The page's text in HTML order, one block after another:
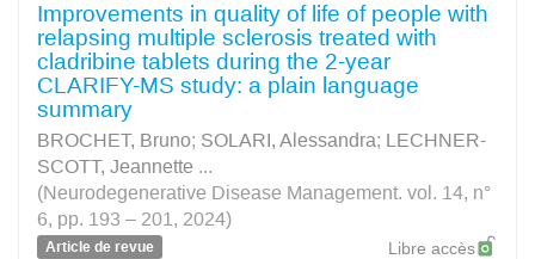
Improvements in quality of life of people with
relapsing multiple sclerosis treated with
cladribine tablets during the 2-year
CLARIFY-MS study: a plain language
summary
BROCHET, Bruno; SOLARI, Alessandra; LECHNER-
SCOTT, Jeannette ...
(Neurodegenerative Disease Management. vol. 14, n°
6, pp. 193 – 201, 2024)
Article de revue Libre accès